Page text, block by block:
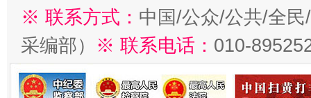
※ 联系方式： 中国/公众/公共/全
采编部） ※ 联系电话： 010-